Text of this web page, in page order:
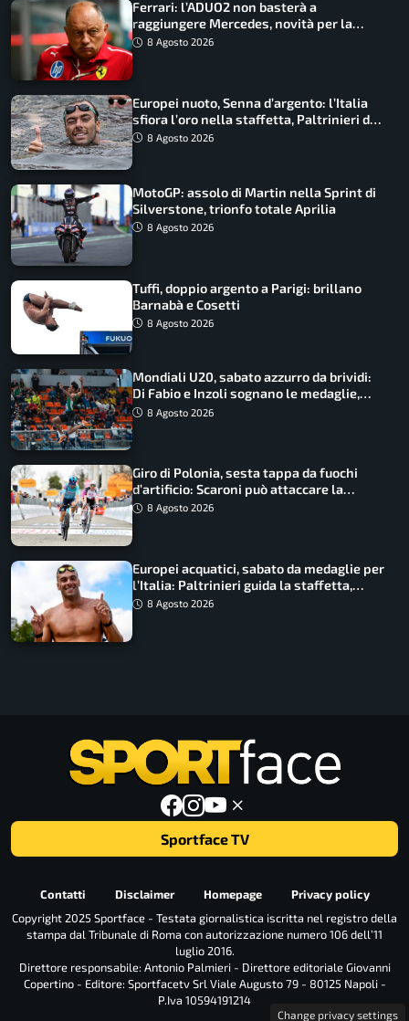
Ferrari: l’ADUO2 non basterà a
raggiungere Mercedes, novità per la
Macarena
8 Agosto 2026
Europei nuoto, Senna d’argento: l’Italia
sfiora l’oro nella staffetta, Paltrinieri da
urlo, il bilancio azzurro
8 Agosto 2026
MotoGP: assolo di Martin nella Sprint di
Silverstone, trionfo totale Aprilia
8 Agosto 2026
Tuffi, doppio argento a Parigi: brillano
Barnabà e Cosetti
8 Agosto 2026
Mondiali U20, sabato azzurro da brividi:
Di Fabio e Inzoli sognano le medaglie,
Castellani e Succo in finale
8 Agosto 2026
Giro di Polonia, sesta tappa da fuochi
d’artificio: Scaroni può attaccare la
maglia di Lemmen
8 Agosto 2026
Europei acquatici, sabato da medaglie per
l’Italia: Paltrinieri guida la staffetta,
Barnabà sogna l’oro dalle grandi altezze
8 Agosto 2026
Sportface TV
Contatti Disclaimer Homepage
Privacy policy
Copyright 2025 Sportface - Testata giornalistica iscritta nel registro della
stampa dal Tribunale di Roma con autorizzazione numero 106 dell’11
luglio 2016.
Direttore responsabile: Antonio Palmieri - Direttore editoriale Giovanni
Copertino - Editore: Sportfacetv Srl Viale Augusto 79 - 80125 Napoli -
P.Iva 10594191214
Change privacy settings